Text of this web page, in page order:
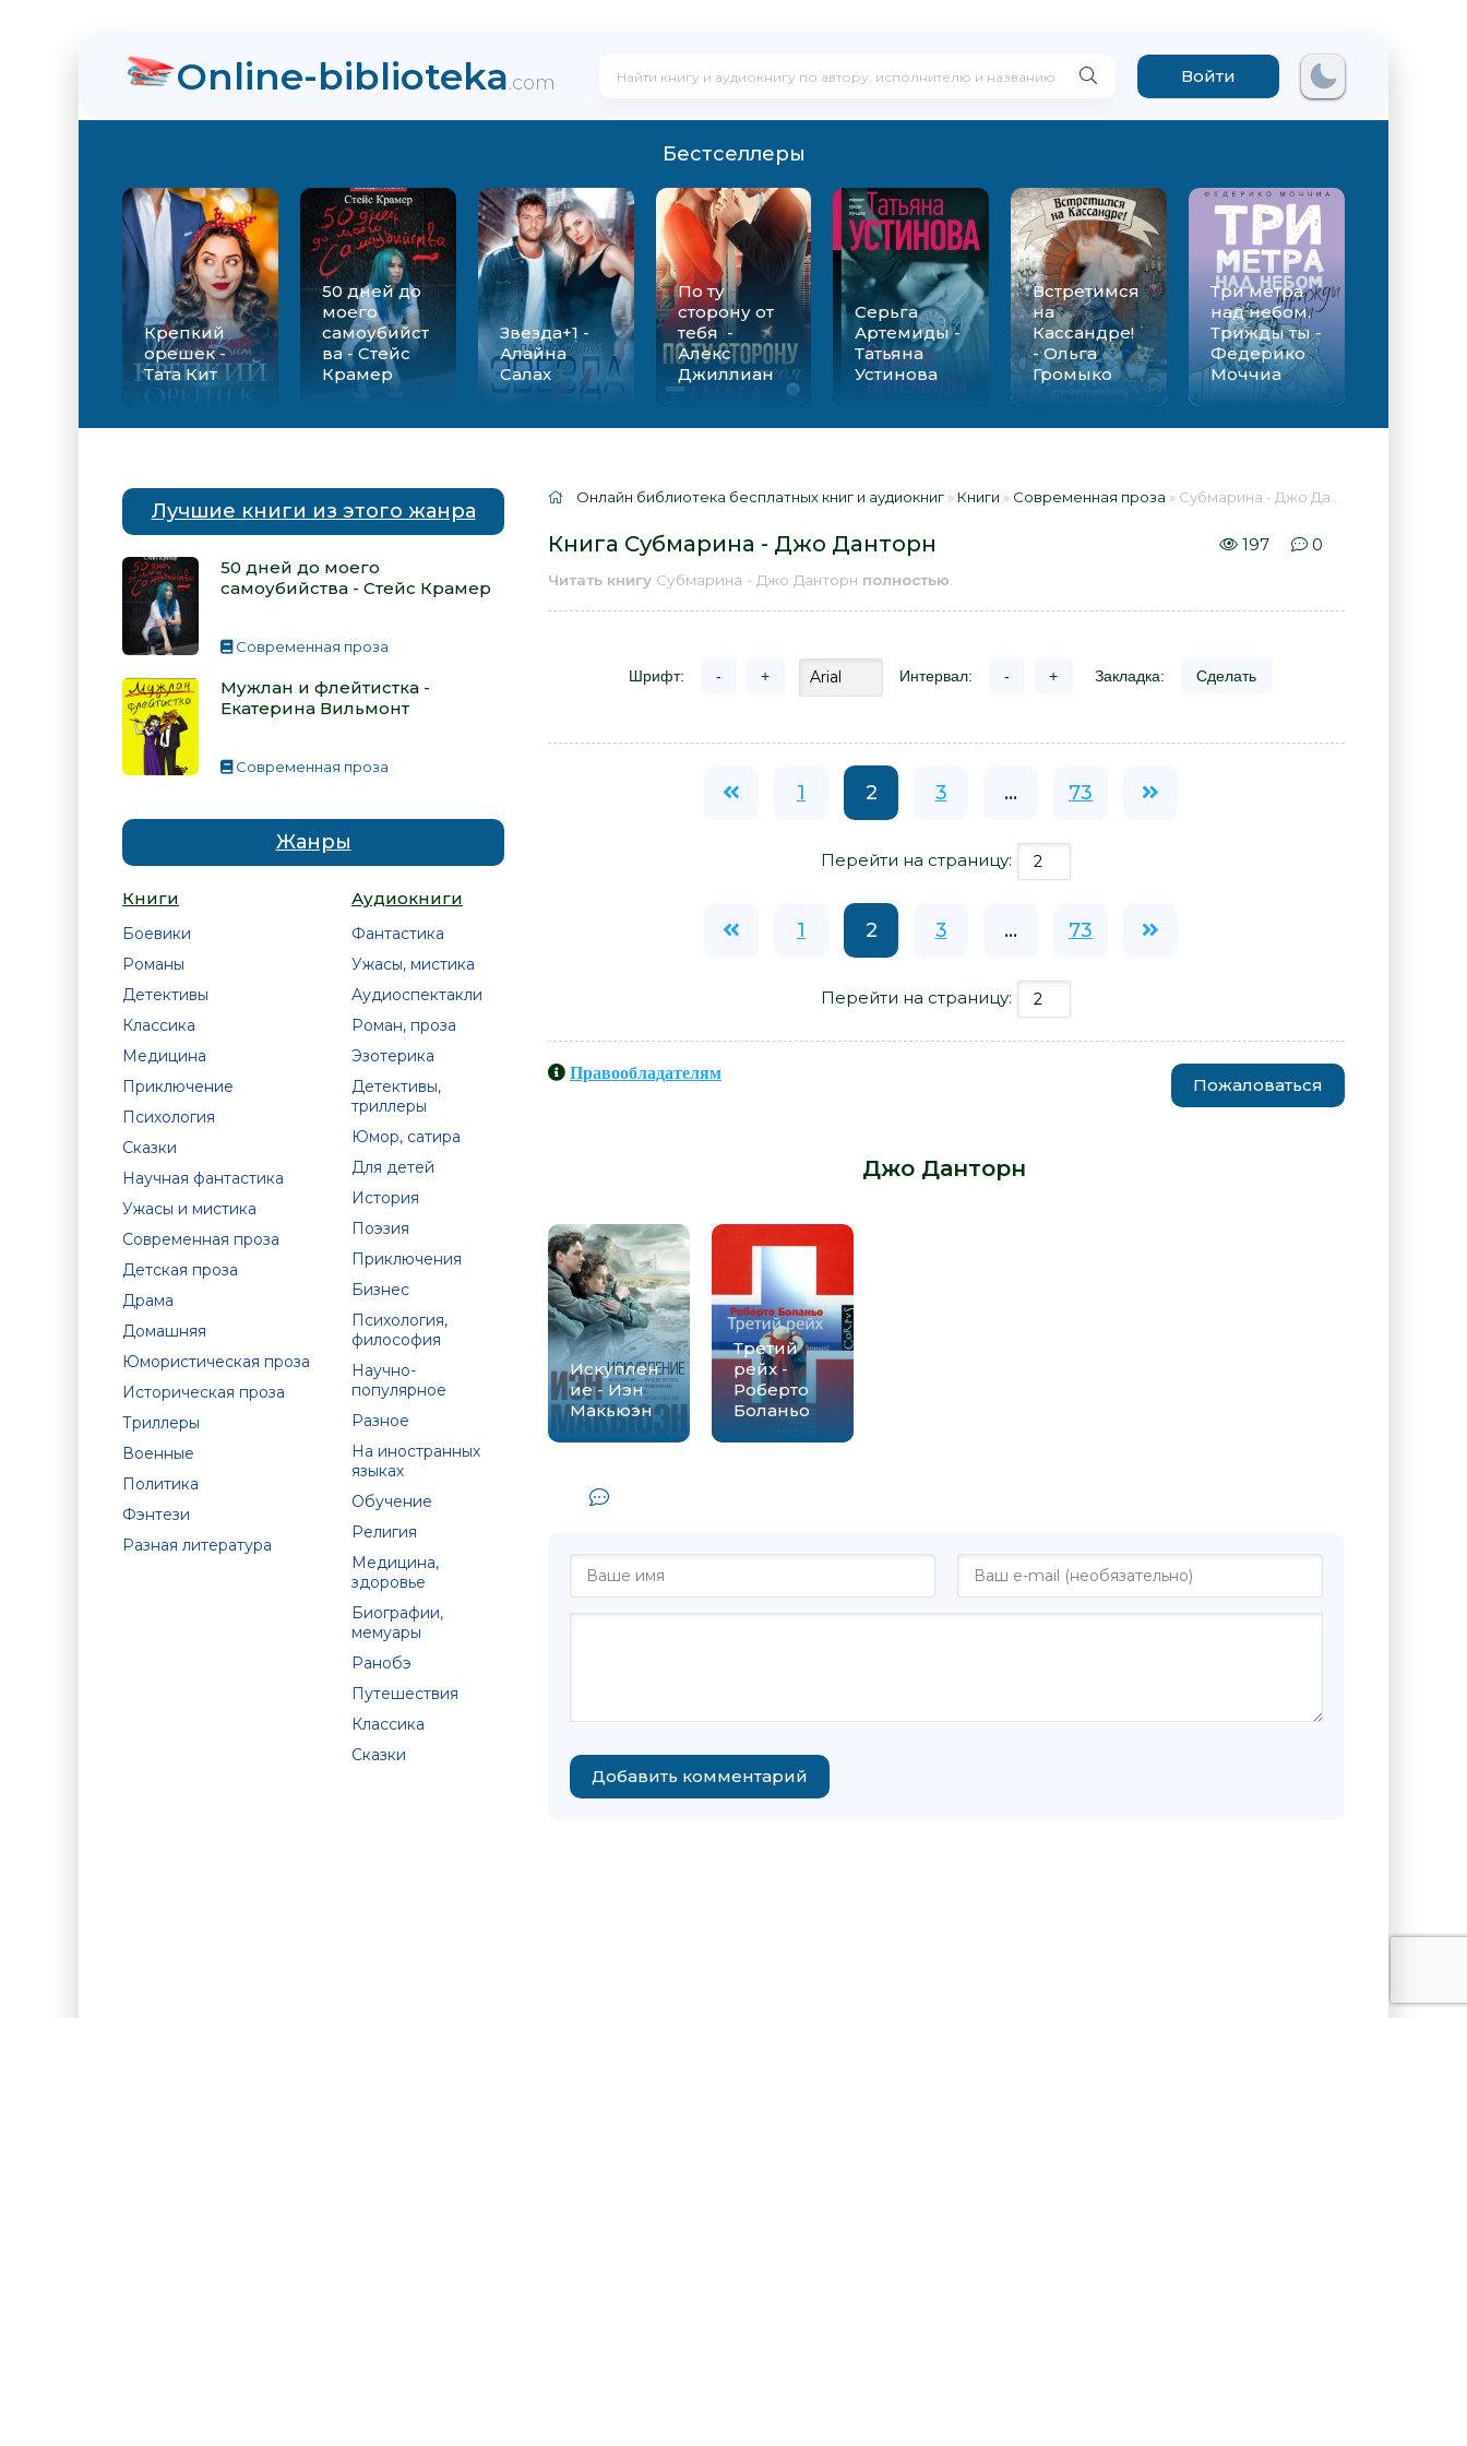
Online-biblioteka.com Войти
Бестселлеры
Крепкий
орешек -
Тата Кит
50 дней до
моего
самоубийст
ва - Стейс
Крамер
Звезда+1 -
Алайна
Салах
По ту
сторону от
тебя -
Алекс
Джиллиан
Серьга
Артемиды -
Татьяна
Устинова
Встретимся
на
Кассандре!
- Ольга
Громыко
Три метра
над небом.
Трижды ты -
Федерико
Моччиа
Лучшие книги из этого жанра
50 дней до моего
самоубийства - Стейс Крамер
Современная проза
Мужлан и флейтистка -
Екатерина Вильмонт
Современная проза
Жанры
Книги
Боевики
Романы
Детективы
Классика
Медицина
Приключение
Психология
Сказки
Научная фантастика
Ужасы и мистика
Современная проза
Детская проза
Драма
Домашняя
Юмористическая проза
Историческая проза
Триллеры
Военные
Политика
Фэнтези
Разная литература
Аудиокниги
Фантастика
Ужасы, мистика
Аудиоспектакли
Роман, проза
Эзотерика
Детективы,
триллеры
Юмор, сатира
Для детей
История
Поэзия
Приключения
Бизнес
Психология,
философия
Научно-
популярное
Разное
На иностранных
языках
Обучение
Религия
Медицина,
здоровье
Биографии,
мемуары
Ранобэ
Путешествия
Классика
Сказки
Онлайн библиотека бесплатных книг и аудиокниг » Книги » Современная проза » Субмарина - Джо Данторн 📕 - Книга онлайн бесплатно
Книга Субмарина - Джо Данторн 197 0
Читать книгу Субмарина - Джо Данторн полностью
Шрифт: - + Интервал: - + Закладка: Сделать
1 2 3 ... 73
Перейти на страницу:
1 2 3 ... 73
Перейти на страницу:
Правообладателям
Пожаловаться
Джо Данторн
Искуплен
ие - Иэн
Макьюэн
Третий
рейх -
Роберто
Боланьо
Добавить комментарий
Вильмонт